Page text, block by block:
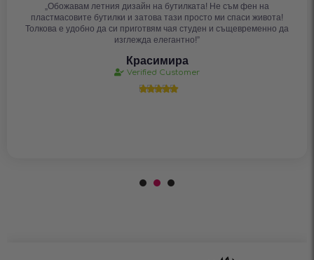
„Обожавам летния дизайн на бутилката! Не съм фен на
пластмасовите бутилки и затова тази просто ми спаси живота!
Толкова е удобно да си приготвям чая студен и същевременно да
изглежда елегантно!”
Красимира
Verified Customer
    